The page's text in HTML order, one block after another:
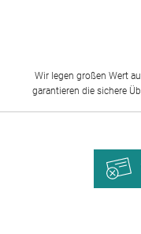
Wir legen großen Wert
garantieren die sichere